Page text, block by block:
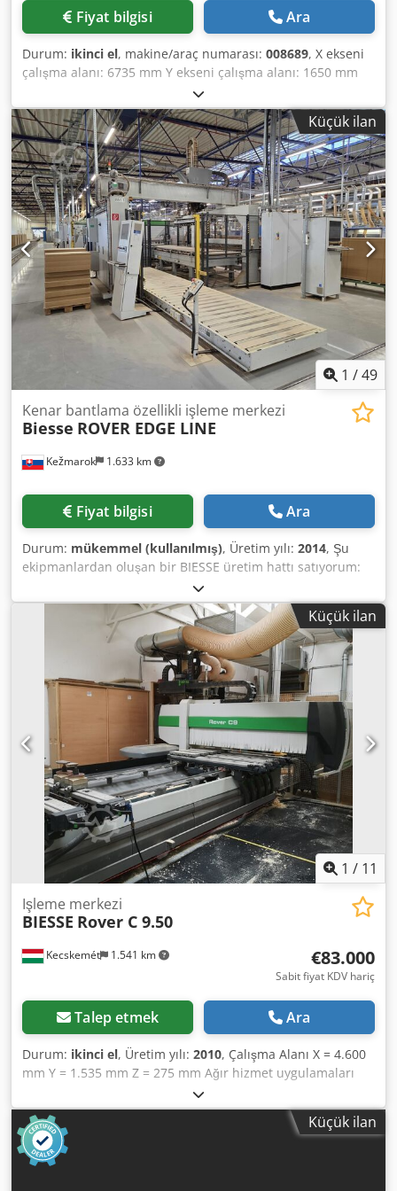
kW EKİPMAN CE işareti Güvenlik sensörlü işleme üniteleri
için koruma yapısı Güvenlik sistemi: Ön güvenlik matları
kısımda 1 adet delme ünitesi Üst kısımda 1 adet freze mili
X yönünde oluklar için üst kısımda 1 adet sabit oluk ünitesi
Arka kısımda 12 yuvalı 1 adet takım magazini Yan kısımda
10 yuvalı 1 adet takım magazini 1 adet vaküm pompası Ön
güvenlik matları Makine, fotoğraflarla belgelenmiş ve
teknik/ticari belgelerle desteklenmiş, tanımlayıcı özelliklere
sahip olarak, mevcut ve yasal durumuyla ("görüldüğü ve
beğenildiği gibi") satılır ve teslim edilir. Alıcının, makineyi
teslim almadan önce inceleme hakkı vardır ve kurulum,
sabitleme ve makinenin nihai kullanım yerinde kullanımı
ile ilgili sorumluluğu üstlenir. Harici Referans: 8359
Fiyat bilgisi Ara
Durum: ikinci el, makine/araç numarası: 008689, X ekseni
çalışma alanı: 6735 mm Y ekseni çalışma alanı: 1650 mm
Çalışma yüzeyi: Vakumlu konsol destekleri ile
Dwsdpfjznuxbsx Adisa Ana mil gücü: 13,2 kW Kontrol
edilen eksen sayısı: 4 eksen Maksimum kenar yüksekliği: 65
mm Delme milleri sayısı: 30 Takım yuvaları sayısı: 22
Küçük ilan
1 /49
Kežmarok 1.633 km
Kenar bantlama özellikli işleme merkezi
Biesse ROVER EDGE LINE
Fiyat bilgisi Ara
Durum: mükemmel (kullanılmış), Üretim yılı: 2014, Şu
ekipmanlardan oluşan bir BIESSE üretim hattı satıyorum:
Biesse Winner WRT, 1 kanallı yükleme istasyonu Biesse,
hatalı parçaları kontrol etme istasyonu Biesse Edge 1,
şekillendirilmiş parçaların kenar kaplama istasyonu (parça
işleme ile birlikte) Dwedpfxsznfd Uo Adisa Biesse Edge 2,
şekillendirilmiş parçaların kenar kaplama istasyonu Biesse
Edge 3, şekillendirilmiş parçaların işleme istasyonu Biesse
Edge 4, şekillendirilmiş parçaların işleme istasyonu (çift
delik ve aksesuar yuvası ile) Wandres temizleme ünitesi
Biesse Winner WRT, istifleme ile birlikte 1 kanallı boşaltma
istasyonu Üretim yılı 2014. Durumu çok iyi. Hemen teslim
edilebilir. İstenirse çalışma ortamında incelenebilir. Kendi
parçalarınız için kullanıma uygundur. Daha fazla fotoğraf
ve detay için lütfen talepte bulunun.
Küçük ilan
1 / 11
Kecskemét 1.541 km
Işleme merkezi
BIESSE Rover C 9.50
€83.000
Sabit fiyat KDV hariç
Talep etmek Ara
Durum: ikinci el, Üretim yılı: 2010, Çalışma Alanı X = 4.600
mm Y = 1.535 mm Z = 275 mm Ağır hizmet uygulamaları
için tasarlanmış olup, büyük ahşap parçaların ve yapısal
ahşap malzemelerin işlenmesi için idealdir. 5 eksenli
kontrol edilen işleme başlığı, karmaşık üç boyutlu iş
parçalarının üretilmesini sağlar. • Merkezi yağlama sistemi
• Masaüstü bilgisayar o Intel Celeron D CPU 2,66 GHz veya
Küçük ilan